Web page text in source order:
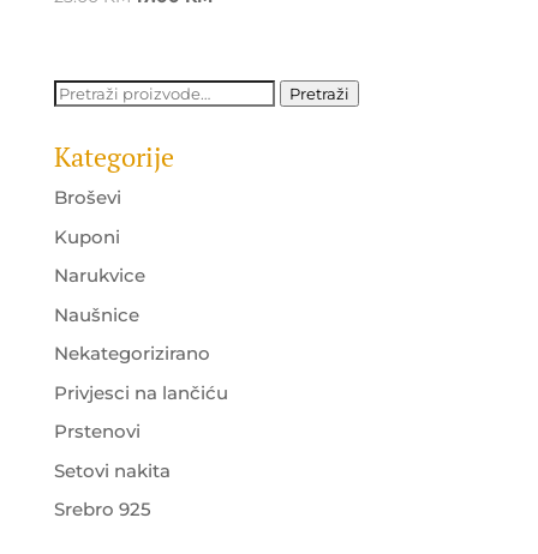
25.00 KM.17.00 KM.
Pretraži: Pretraži
Kategorije
Broševi
Kuponi
Narukvice
Naušnice
Nekategorizirano
Privjesci na lančiću
Prstenovi
Setovi nakita
Srebro 925